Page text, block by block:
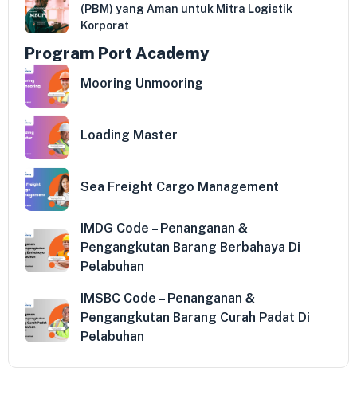
(PBM) yang Aman untuk Mitra Logistik
Korporat
Program Port Academy
Mooring Unmooring
Loading Master
Sea Freight Cargo Management
IMDG Code – Penanganan &
Pengangkutan Barang Berbahaya Di
Pelabuhan
IMSBC Code – Penanganan &
Pengangkutan Barang Curah Padat Di
Pelabuhan